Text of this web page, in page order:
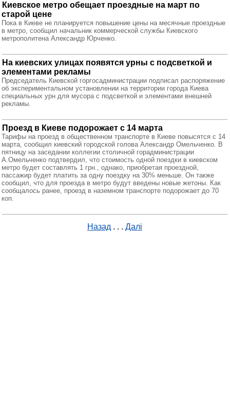
Киевское метро обещает проездные на март по
старой цене
Пока в Киеве не планируется повышение цены на месячные проездные
в метро, сообщил начальник коммерческой службы Киевского
метрополитена Александр Юрченко.
На киевских улицах появятся урны с подсветкой и
элементами рекламы
Председатель Киевской горгосадминистрации подписал распоряжение
об экспериментальном установлении на территории города Киева
специальных урн для мусора с подсветкой и элементами внешней
рекламы.
Проезд в Киеве подорожает с 14 марта
Тарифы на проезд в общественном транспорте в Киеве повысятся с 14
марта, сообщил киевский городской голова Александр Омельченко. В
пятницу на заседании коллегии столичной горадминистрации
А.Омельченко подтвердил, что стоимость одной поездки в киевском
метро будет составлять 1 грн., однако, приобретая проездной,
пассажир будет платить за одну поездку на 30% меньше. Он также
сообщил, что для проезда в метро будут введены новые жетоны. Как
сообщалось ранее, проезд в наземном транспорте подорожает до 70
коп.
Назад . . . Далі